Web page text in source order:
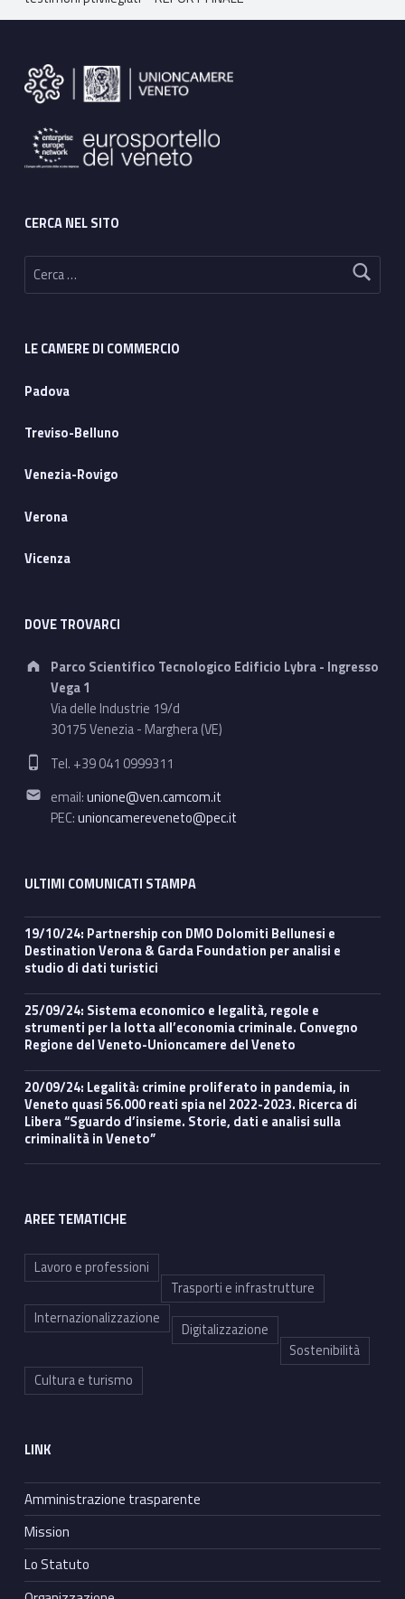
CERCA NEL SITO
Ricerca per:
LE CAMERE DI COMMERCIO
Padova
Treviso-Belluno
Venezia-Rovigo
Verona
Vicenza
DOVE TROVARCI
Address:
Parco Scientifico Tecnologico Edificio Lybra - Ingresso
Vega 1
Via delle Industrie 19/d
30175 Venezia - Marghera (VE)
Phone number:
Tel. +39 041 0999311
Email address:
email:unione@ven.camcom.it
PEC:unioncamereveneto@pec.it
ULTIMI COMUNICATI STAMPA
19/10/24: Partnership con DMO Dolomiti Bellunesi e
Destination Verona & Garda Foundation per analisi e
studio di dati turistici
25/09/24: Sistema economico e legalità, regole e
strumenti per la lotta all’economia criminale. Convegno
Regione del Veneto-Unioncamere del Veneto
20/09/24: Legalità: crimine proliferato in pandemia, in
Veneto quasi 56.000 reati spia nel 2022-2023. Ricerca di
Libera “Sguardo d’insieme. Storie, dati e analisi sulla
criminalità in Veneto”
AREE TEMATICHE
Lavoro e professioni
Trasporti e infrastrutture
Internazionalizzazione
Digitalizzazione
Sostenibilità
Cultura e turismo
LINK
Amministrazione trasparente
Mission
Lo Statuto